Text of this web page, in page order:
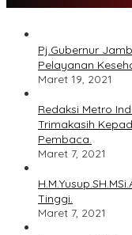
Pj.Gubernur
Pelayanan
Maret 19, 2021
Redaksi Metro
Trimakasih
Pembaca.
Maret 7, 2021
Tinggi.
Maret 7, 2021